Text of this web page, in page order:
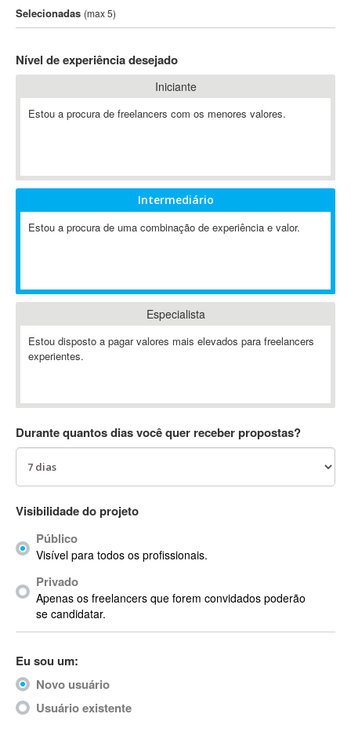
3DS Max
3GSM
802.11
A-GPS
ABAP
Abaqus
ABBYY FineReader
Ableton
Ableton Push
Abstract
AC3
ACID Pro
ACPI
Acrobat
Acrobat X
Acronis
ACT
Actimize
ActionScript
ActionScript 3
Selecionadas (max 5)
Nível de experiência desejado
Iniciante
Estou a procura de freelancers com os menores valores.
Intermediário
Estou a procura de uma combinação de experiência e valor.
Especialista
Estou disposto a pagar valores mais elevados para freelancers
experientes.
Durante quantos dias você quer receber propostas?
Visibilidade do projeto
Público
Visível para todos os profissionais.
Privado
Apenas os freelancers que forem convidados poderão
se candidatar.
Eu sou um:
Novo usuário
Usuário existente